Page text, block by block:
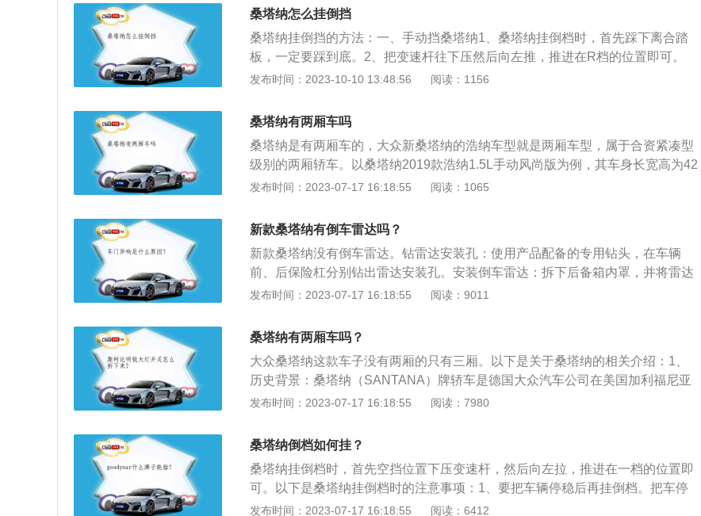
桑塔纳怎么挂倒挡
桑塔纳挂倒挡的方法：一、手动挡桑塔纳1、桑塔纳挂倒档时，首先踩下离合踏
板，一定要踩到底。2、把变速杆往下压然后向左推，推进在R档的位置即可。
二、自动挡桑塔纳踩刹车往下拉挂到R挡。桑塔纳开车挂倒档的注意事项：1、要
踩到底，否则会出现打齿的现象，齿轮的齿冠就会被磨圆，齿轮间咬合不彻底。
所以要避免打齿，应该把离合器踩到底。3、倒车时速度要慢，尽量不要踩油
门。在倒车时，特别是新手，一定要放慢速度，不要猛踩油门，像自动挡车辆，
很容易造成意外事故。
发布时间：2023-10-10 13:48:56 阅读：1156
桑塔纳有两厢车吗
桑塔纳是有两厢车的，大众新桑塔纳的浩纳车型就是两厢车型，属于合资紧凑型
级别的两厢轿车。以桑塔纳2019款浩纳1.5L手动风尚版为例，其车身长宽高为42
82mm、1706mm、1489mm、轴距为2603mm。油箱容积55L，最大马力110P
百度有驾）两厢车介绍：1、两厢车是一种将驾驶室和后备厢做成同一个厢体，
并且发动机独立的布置形式；2、在英文里面，两厢和三厢的说法是twoboxes和t
hreeboxes。它是对车身车型的描述。发动机舱是一个厢，后备厢是一个厢，而
座舱也是一个厢；3、两厢车把座舱和尾舱设计成了一个整体，因此只有发动机
和座舱两个独立的舱。
发布时间：2023-07-17 16:18:55 阅读：1065
新款桑塔纳有倒车雷达吗？
新款桑塔纳没有倒车雷达。钻雷达安装孔：使用产品配备的专用钻头，在车辆
前、后保险杠分别钻出雷达安装孔。安装倒车雷达：拆下后备箱内罩，并将雷达
线束从后保险杠安装孔穿至后备箱，同时将前雷达从前保险杠安装孔经发动机舱
接至倒车线，白色线束连接至刹车线。连接显示屏：最后再将倒车雷达显示器、
传感器线束与主机连接，倒车雷达显示器需从后备箱向前连接至主驾驶室。
发布时间：2023-07-17 16:18:55 阅读：9011
桑塔纳有两厢车吗？
大众桑塔纳这款车子没有两厢的只有三厢。以下是关于桑塔纳的相关介绍：1、
历史背景：桑塔纳（SANTANA）牌轿车是德国大众汽车公司在美国加利福尼亚
州生产的品牌车，从1985年开始，经过20多年的生产历史，普通桑塔纳轿车（桑
内敛，这也是大众一贯的强项。双色的搭配使得新桑塔纳更符合家用车的定位。
为了适应成本的需求，内饰采用了大量的塑料材质，对于大众入门级紧凑型轿车
而言无可厚非，木质装饰条只有在高配车型中才有配备。中控台采用木料材质，
空调调节按钮使用的是旋钮设计，中央的细长条显示屏会显示温度级风量。新桑
发布时间：2023-07-17 16:18:55 阅读：7980
桑塔纳倒档如何挂？
桑塔纳挂倒档时，首先空挡位置下压变速杆，然后向左拉，推进在一档的位置即
可。以下是桑塔纳挂倒档时的注意事项：1、要把车辆停稳后再挂倒档。把车停
稳就进行挂倒档，这样对变速箱损害不小。很容易出现倒挡打齿的现象，所以正
发布时间：2023-07-17 16:18:55 阅读：6412